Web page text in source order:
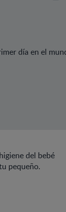
día en el
del bebé
pequeño.